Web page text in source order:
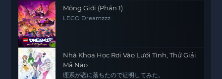
Mộng Giới (Phần 1)
LEGO Dreamzzz
Nhà Khoa Học Rơi Vào Lưới Tình, Thử Giải
Mã Nào
理系が恋に落ちたので证明してみた。